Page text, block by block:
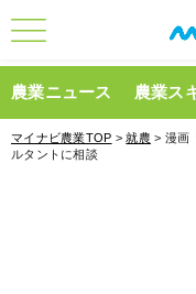
農業ニュース 農業ス
マイナビ農業TOP >就農 > 漫画
ルタントに相談